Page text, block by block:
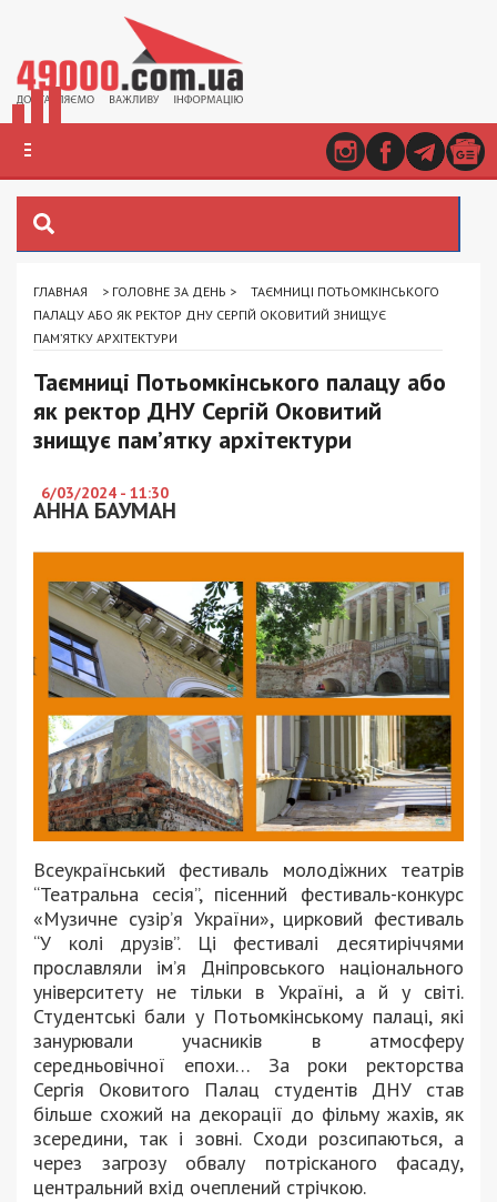
ГЛАВНАЯ > ГОЛОВНЕ ЗА ДЕНЬ >
ТАЄМНИЦІ ПОТЬОМКІНСЬКОГО
ПАЛАЦУ АБО ЯК РЕКТОР ДНУ СЕРГІЙ ОКОВИТИЙ ЗНИЩУЄ
ПАМ’ЯТКУ АРХІТЕКТУРИ
Таємниці Потьомкінського палацу або
як ректор ДНУ Сергій Оковитий
знищує пам’ятку архітектури
6/03/2024 - 11:30
АННА БАУМАН
Всеукраїнський фестиваль молодіжних театрів
“Театральна сесія”, пісенний фестиваль-конкурс
«Музичне сузір’я України», цирковий фестиваль
“У колі друзів”. Ці фестивалі десятиріччями
прославляли ім’я Дніпровського національного
університету не тільки в Україні, а й у світі.
Студентські бали у Потьомкінському палаці, які
занурювали учасників в атмосферу
середньовічної епохи… За роки ректорства
Сергія Оковитого Палац студентів ДНУ став
більше схожий на декорації до фільму жахів, як
зсередини, так і зовні. Сходи розсипаються, а
через загрозу обвалу потрісканого фасаду,
центральний вхід очеплений стрічкою.